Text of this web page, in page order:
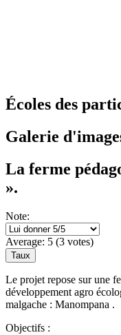
Écoles des
Galerie
La ferme
».
Note:
Average: 5 (3 votes)
Le projet repose sur une
développement agro
malgache : Manompana .
Objectifs :